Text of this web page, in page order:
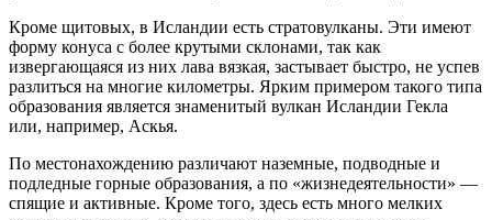
Кроме щитовых, в Исландии есть стратовулканы. Эти имеют
форму конуса с более крутыми склонами, так как
извергающаяся из них лава вязкая, застывает быстро, не успев
разлиться на многие километры. Ярким примером такого типа
образования является знаменитый вулкан Исландии Гекла
или, например, Аскья.
По местонахождению различают наземные, подводные и
подледные горные образования, а по «жизнедеятельности» —
спящие и активные. Кроме того, здесь есть много мелких